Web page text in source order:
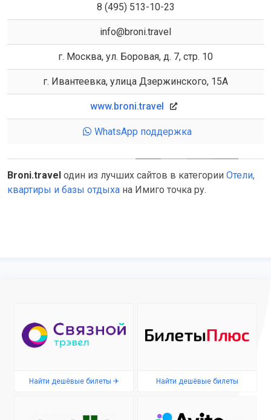
8 (495) 513-10-23
info@broni.travel
г. Москва, ул. Боровая, д. 7, стр. 10
г. Ивантеевка, улица Дзержинского, 15А
www.broni.travel
WhatsApp поддержка
Broni.travel один из лучших сайтов в категории Отели,
квартиры и базы отдыха на Имиго точка ру.
Найти дешёвые билеты ✈ Найти дешёвые билеты